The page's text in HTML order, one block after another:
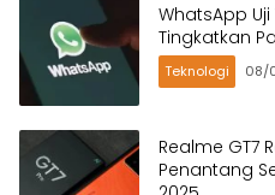
WhatsApp
Tingkatkan
Teknologi 08/
Realme GT7
Penantang